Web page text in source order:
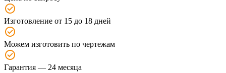
Изготовление от 15 до 18 дней
Можем изготовить по чертежам
Гарантия — 24 месяца